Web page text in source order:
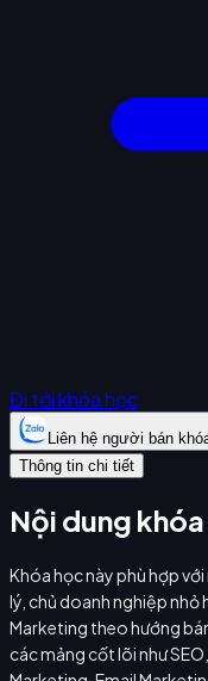
Đi tới khóa học
Liên hệ người bán
Thông tin chi tiết
Nội dung
Khóa học này phù hợp
lý, chủ doanh nghiệp nhỏ
Marketing theo hướng
các mảng cốt lõi như